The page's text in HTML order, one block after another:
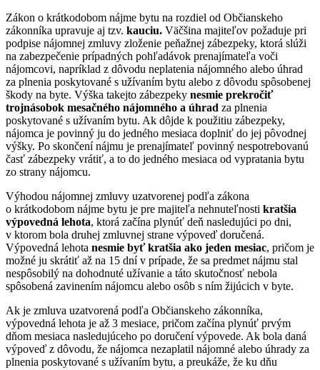
Zákon o krátkodobom nájme bytu na rozdiel od Občianskeho
zákonníka upravuje aj tzv. kauciu. Väčšina majiteľov požaduje pri
podpise nájomnej zmluvy zloženie peňažnej zábezpeky, ktorá slúži
na zabezpečenie prípadných pohľadávok prenajímateľa voči
nájomcovi, napríklad z dôvodu neplatenia nájomného alebo úhrad
za plnenia poskytované s užívaním bytu alebo z dôvodu spôsobenej
škody na byte. Výška takejto zábezpeky nesmie prekročiť
trojnásobok mesačného nájomného a úhrad za plnenia
poskytované s užívaním bytu. Ak dôjde k použitiu zábezpeky,
nájomca je povinný ju do jedného mesiaca doplniť do jej pôvodnej
výšky. Po skončení nájmu je prenajímateľ povinný nespotrebovanú
časť zábezpeky vrátiť, a to do jedného mesiaca od vypratania bytu
zo strany nájomcu.
Výhodou nájomnej zmluvy uzatvorenej podľa zákona
o krátkodobom nájme bytu je pre majiteľa nehnuteľnosti kratšia
výpovedná lehota, ktorá začína plynúť deň nasledujúci po dni,
v ktorom bola druhej zmluvnej strane výpoveď doručená.
Výpovedná lehota nesmie byť kratšia ako jeden mesiac, pričom je
možné ju skrátiť až na 15 dní v prípade, že sa predmet nájmu stal
nespôsobilý na dohodnuté užívanie a táto skutočnosť nebola
spôsobená zavinením nájomcu alebo osôb s ním žijúcich v byte.
Ak je zmluva uzatvorená podľa Občianskeho zákonníka,
výpovedná lehota je až 3 mesiace, pričom začína plynúť prvým
dňom mesiaca nasledujúceho po doručení výpovede. Ak bola daná
výpoveď z dôvodu, že nájomca nezaplatil nájomné alebo úhrady za
plnenia poskytované s užívaním bytu, a preukáže, že ku dňu